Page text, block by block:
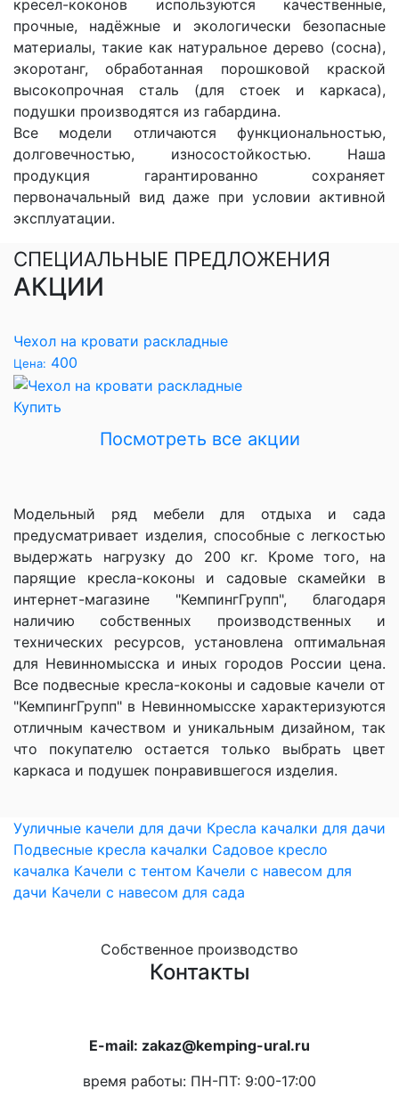
кресел-коконов используются качественные,
прочные, надёжные и экологически безопасные
материалы, такие как натуральное дерево (сосна),
экоротанг, обработанная порошковой краской
высокопрочная сталь (для стоек и каркаса),
подушки производятся из габардина.
Все модели отличаются функциональностью,
долговечностью, износостойкостью. Наша
продукция гарантированно сохраняет
первоначальный вид даже при условии активной
эксплуатации.
СПЕЦИАЛЬНЫЕ ПРЕДЛОЖЕНИЯ
АКЦИИ
Чехол на кровати раскладные
Цена: 400
Купить
Посмотреть вcе акции
Модельный ряд мебели для отдыха и сада
предусматривает изделия, способные с легкостью
выдержать нагрузку до 200 кг. Кроме того, на
парящие кресла-коконы и садовые скамейки в
интернет-магазине "КемпингГрупп", благодаря
наличию собственных производственных и
технических ресурсов, установлена оптимальная
для Невинномысска и иных городов России цена.
Все подвесные кресла-коконы и садовые качели от
"КемпингГрупп" в Невинномысске характеризуются
отличным качеством и уникальным дизайном, так
что покупателю остается только выбрать цвет
каркаса и подушек понравившегося изделия.
Ууличные качели для дачи Кресла качалки для дачи
Подвесные кресла качалки Садовое кресло
качалка Качели с тентом Качели с навесом для
дачи Качели с навесом для сада
Собственное производство
Контакты
E-mail: zakaz@kemping-ural.ru
время работы: ПН-ПТ: 9:00-17:00